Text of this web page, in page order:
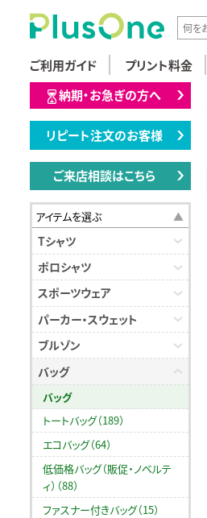
ご利用ガイド プリント料金
納期・お急ぎの方へ
リピート注文のお客様
ご来店相談はこちら
アイテムを選ぶ
Tシャツ
ポロシャツ
スポーツウェア
パーカー・スウェット
ブルゾン
バッグ
バッグ
トートバッグ（189）
エコバッグ（64）
低価格バッグ（販促・ノベルテ
ィ）（88）
ファスナー付きバッグ（15）